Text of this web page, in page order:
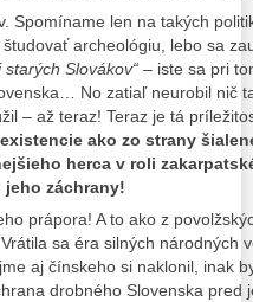
Spomíname len na takých
archeológiu, lebo sa
starých Slovákov“ – iste sa pri
No zatiaľ neurobil nič
– až teraz! Teraz je tá
ako zo strany
herca v roli
záchrany!
prápora! A to ako z
sa éra silných národných
aj čínskeho si naklonil, inak
drobného Slovenska pred